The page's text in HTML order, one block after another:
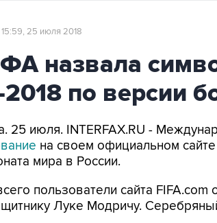
15:59, 25 июля 2018
назвала
по версии
25 июля. INTERFAX.RU -
на своем официальном
мира в России.
пользователи сайта FIFA.com
Луке Модричу.